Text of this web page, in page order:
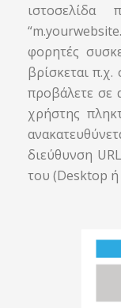
φορητές
βρίσκεται
προβάλετε σε
χρήστης
διεύθυνση
του (Desktop